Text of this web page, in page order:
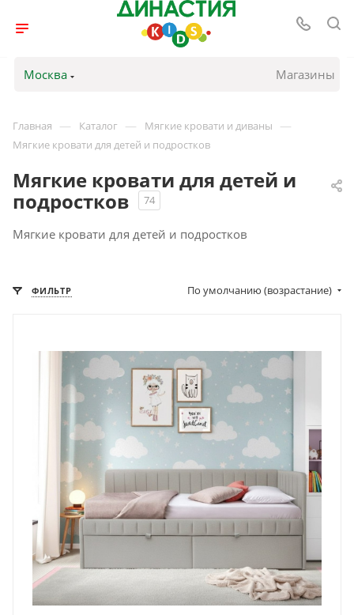
Москва Магазины
Главная — Каталог — Мягкие кровати и диваны —
Мягкие кровати для детей и подростков
Мягкие кровати для детей и
подростков
74
Мягкие кровати для детей и подростков
ФИЛЬТР По умолчанию (возрастание)